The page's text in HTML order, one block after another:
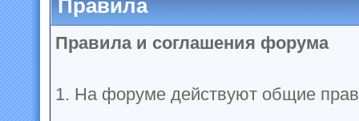
Правила
Правила и соглашения форума
1. На форуме действуют общие